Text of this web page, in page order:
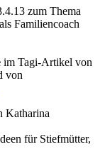
zum Thema
Familiencoach
im Tagi-Artikel von
von
Katharina
für Stiefmütter,